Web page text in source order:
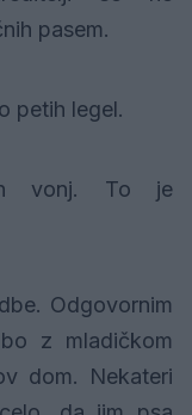
pasem.
petih legel.
vonj. To je
Odgovornim
z mladičkom
dom. Nekateri